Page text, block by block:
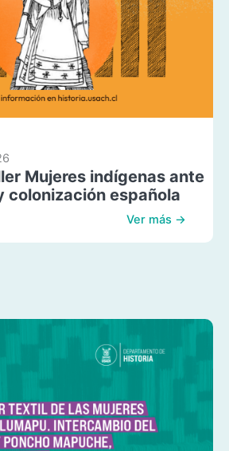
Mujeres indígenas ante
colonización española
Ver más →